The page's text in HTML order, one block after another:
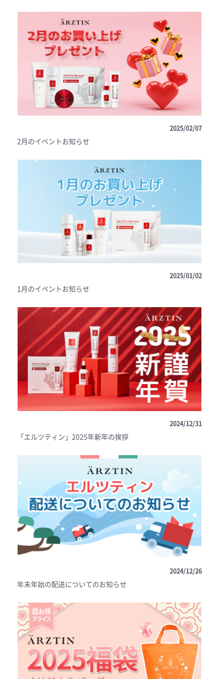
2025/02/07
2月のイベントお知らせ
2025/01/02
1月のイベントお知らせ
2024/12/31
「エルツティン」2025年新年の挨拶
2024/12/26
年末年始の配送についてのお知らせ